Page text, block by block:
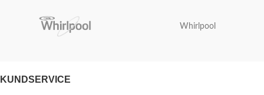
Whirlpool
KUNDSERVICE